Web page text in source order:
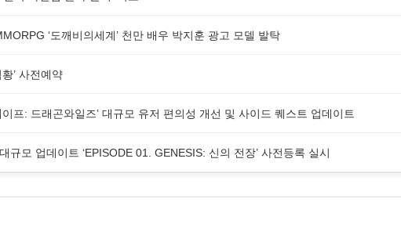
‘도깨비의세계’ 천만 배우 박지훈 광고 모델 발탁
’ 사전예약
프: 드래곤와일즈’ 대규모 유저 편의성 개선 및 사이드 퀘스트 업데이트
규모 업데이트 ‘EPISODE 01. GENESIS: 신의 전장’ 사전등록 실시